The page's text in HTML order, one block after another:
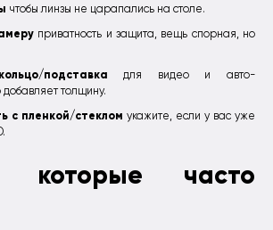
чтобы линзы не царапались на столе.
приватность и защита, вещь спорная, но
подставка для видео и авто-
толщину.
с пленкой/стеклом укажите, если у вас уже
которые часто